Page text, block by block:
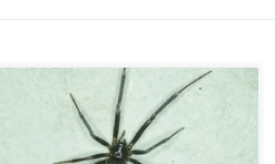
Une araignée vedette de cinéma, ce
n’est pas courant. Pourtant cette
espèce fait une apparition dans le
film Spider-Man de Raimi (2002), où